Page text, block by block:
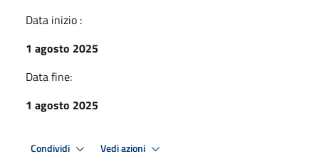
Data inizio :
1 agosto 2025
Data fine:
1 agosto 2025
Condividi Vedi azioni